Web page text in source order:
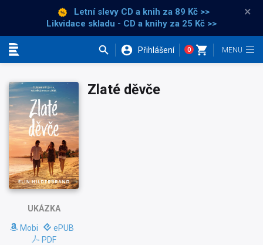
Letní slevy CD a knih za 89 Kč >>
Likvidace skladu - CD a knihy za 25 Kč >>
×
Přihlášení 0
UKÁZKA
Mobi
ePUB
PDF
Zlaté děvče